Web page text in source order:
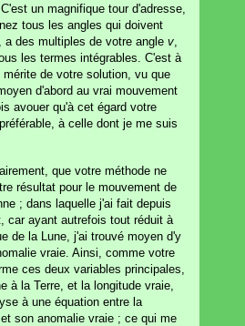
un magnifique tour d'adresse,
tous les angles qui doivent
a des multiples de votre angle v
les termes intégrables. C'est à
de votre solution, vu que
d'abord au vrai mouvement
avouer qu'à cet égard votre
à celle dont je me suis
que votre méthode ne
résultat pour le mouvement de
; dans laquelle j'ai fait depuis
car ayant autrefois tout réduit à
de la Lune, j'ai trouvé moyen d'y
vraie. Ainsi, comme votre
ces deux variables principales,
à la Terre, et la longitude vraie,
à une équation entre la
son anomalie vraie ; ce qui me